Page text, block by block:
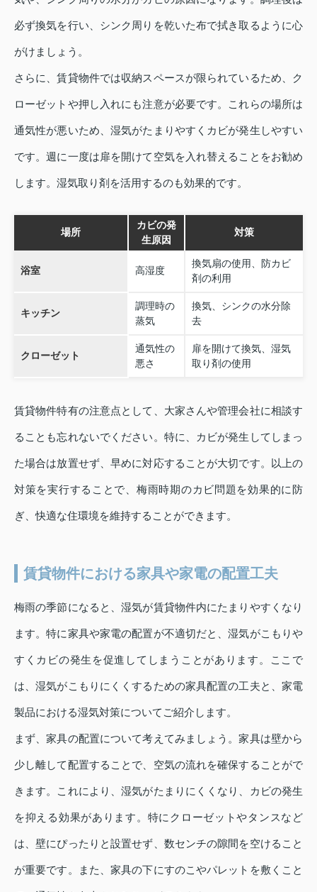
必ず換気を行い、シンク周りを乾いた布で拭き取るように心
がけましょう。
さらに、賃貸物件では収納スペースが限られているため、ク
ローゼットや押し入れにも注意が必要です。これらの場所は
通気性が悪いため、湿気がたまりやすくカビが発生しやすい
です。週に一度は扉を開けて空気を入れ替えることをお勧め
します。湿気取り剤を活用するのも効果的です。
場所
カビの発
生原因
対策
浴室 高湿度
換気扇の使用、防カビ
剤の利用
キッチン
調理時の
蒸気
換気、シンクの水分除
去
クローゼット
通気性の
悪さ
扉を開けて換気、湿気
取り剤の使用
賃貸物件特有の注意点として、大家さんや管理会社に相談す
ることも忘れないでください。特に、カビが発生してしまっ
た場合は放置せず、早めに対応することが大切です。以上の
対策を実行することで、梅雨時期のカビ問題を効果的に防
ぎ、快適な住環境を維持することができます。
賃貸物件における家具や家電の配置工夫
梅雨の季節になると、湿気が賃貸物件内にたまりやすくなり
ます。特に家具や家電の配置が不適切だと、湿気がこもりや
すくカビの発生を促進してしまうことがあります。ここで
は、湿気がこもりにくくするための家具配置の工夫と、家電
製品における湿気対策についてご紹介します。
まず、家具の配置について考えてみましょう。家具は壁から
少し離して配置することで、空気の流れを確保することがで
きます。これにより、湿気がたまりにくくなり、カビの発生
を抑える効果があります。特にクローゼットやタンスなど
は、壁にぴったりと設置せず、数センチの隙間を空けること
が重要です。また、家具の下にすのこやパレットを敷くこと